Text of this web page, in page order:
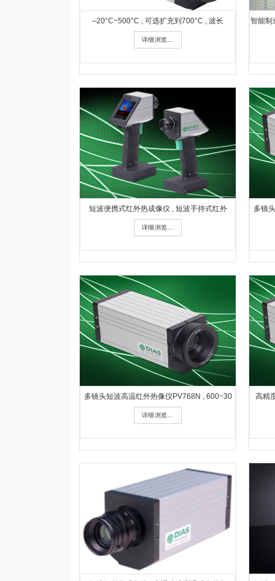
–20°C~500°C , 可选扩充到700°C , 波长
详细浏览...
智能制
短波便携式红外热成像仪 , 短波手持式红外
详细浏览...
多镜
多镜头短波高温红外热像仪PV768N , 600~30
详细浏览...
高精